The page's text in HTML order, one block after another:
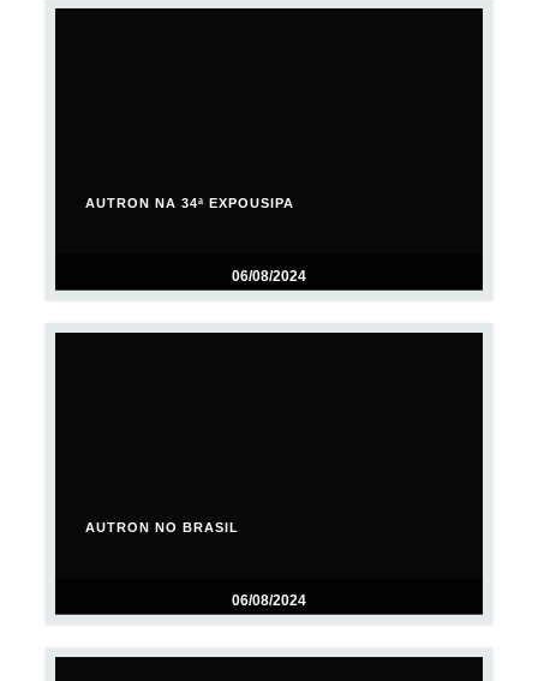
06/08/2024
AUTRON NA 34ª EXPOUSIPA
06/08/2024
AUTRON NO BRASIL